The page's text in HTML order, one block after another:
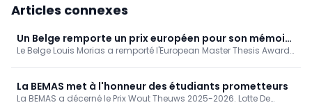
Articles connexes
Un Belge remporte un prix européen pour son mémoire
de master consacré à l'IA générative dans la
maintenance
Le Belge Louis Morias a remporté l'European Master Thesis Award
désigné lauréat européen lors du salon EuroMaintenance, en
Suède.
La BEMAS met à l'honneur des étudiants prometteurs
La BEMAS a décerné le Prix Wout Theuws 2025-2026. Lotte De